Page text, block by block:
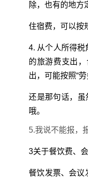
除，也有的地方
住宿费，可以按
4. 从个人所得
的旅游费支出
出，可能按照“
还是那句话，虽
哦。
5.我说不能报，
3关于餐饮费、
餐饮发票、会议